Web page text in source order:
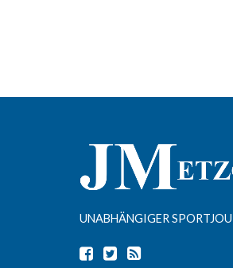
UNABHÄNGIGER